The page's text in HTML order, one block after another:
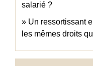
salarié ?
Un ressortissant
les mêmes droits